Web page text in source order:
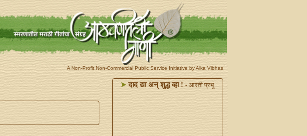
A Non-Profit Non-Commercial Public Service Initiative by Alka Vibhas
दाद द्या अन्‌ शुद्ध व्हा ! - आरती प्रभू